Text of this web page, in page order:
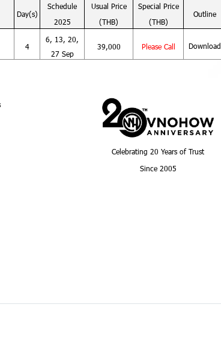
Day(s)
Schedule
2025
Usual Price
(THB)
Special Price
(THB)
Outline
4
6, 13, 20,
27 Sep
39,000 Please Call Download
Celebrating 20 Years of Trust
Since 2005